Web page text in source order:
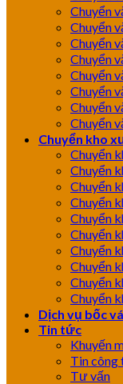
Chuyển
Chuyển
Chuyển
Chuyển
Chuyển
Chuyển
Chuyển
Chuyển
Chuyển kho
Chuyển
Chuyển
Chuyển
Chuyển
Chuyển
Chuyển
Chuyển
Chuyển
Chuyển
Chuyển
Dịch vụ bốc
Tin tức
Khuyến
Tin công
Tư vấn